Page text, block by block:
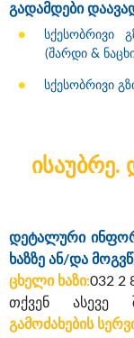
გადამდები
სქესობრივი
(შარდი &
სქესობრივი
ისაუბრე.
დეტალური
ხაზზე ან/და
ცხელი ხაზი:032 2
თქვენ ასევე
გამოძახების